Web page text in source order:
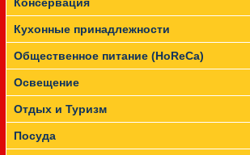
Кухонные принадлежности
Общественное питание (HoReCa)
Освещение
Отдых и Туризм
Посуда